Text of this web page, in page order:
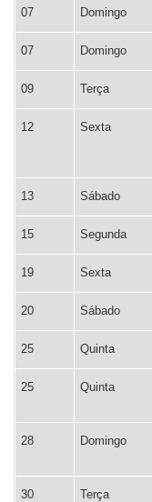
07 Domingo
07 Domingo
09 Terça
12 Sexta
13 Sábado
15 Segunda
19 Sexta
20 Sábado
25 Quinta
25 Quinta
28 Domingo
30 Terça